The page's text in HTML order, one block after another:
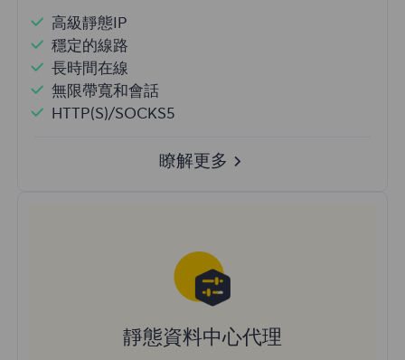
高級靜態IP
穩定的線路
長時間在線
無限帶寬和會話
HTTP(S)/SOCKS5
瞭解更多
靜態資料中心代理